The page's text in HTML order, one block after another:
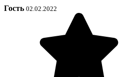
Гость 02.02.2022